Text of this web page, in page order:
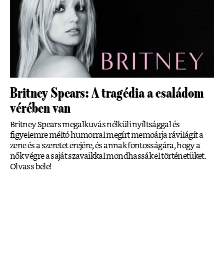
Britney Spears: A tragédia a családom
vérében van
Britney Spears megalkuvás nélküli nyíltsággal és
figyelemre méltó humorral megírt memoárja rávilágít a
zene és a szeretet erejére, és annak fontosságára, hogy a
nők végre a saját szavaikkal mondhassák el történetüket.
Olvass bele!